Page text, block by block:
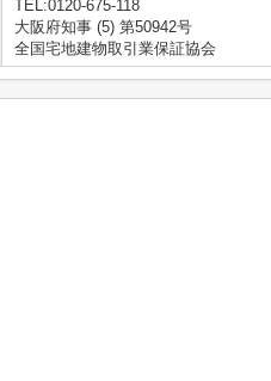
TEL:0120-675-118
大阪府知事 (5) 第50942号
全国宅地建物取引業保証協会